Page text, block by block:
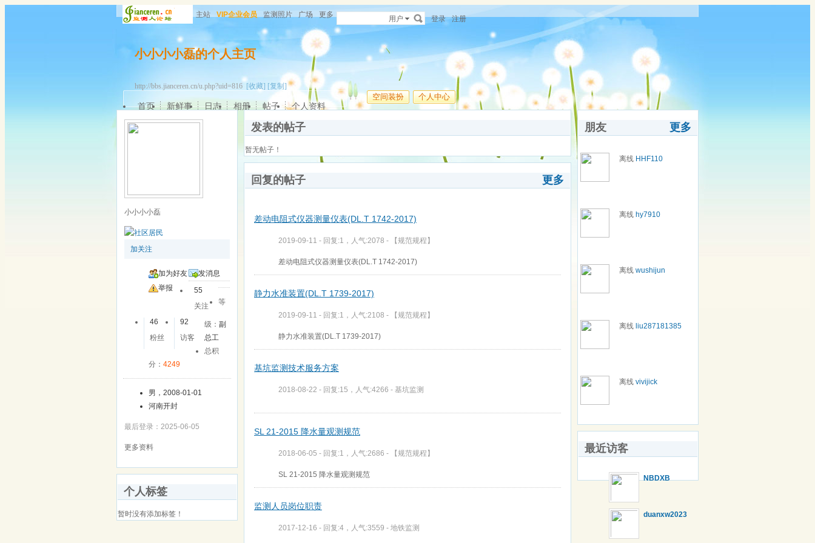
主站 VIP企业会员 监测照片 广场 更多 用户 登录 注册
小小小小磊的个人主页
http://bbs.jianceren.cn/u.php?uid=816 [收藏] [复制]
空间装扮 个人中心
首页 新鲜事 日志 相册 帖子 个人资料
小小小小磊
加关注
加为好友
发消息
举报
55
关注
46
粉丝
92
访客
等
级：副
总工
总积
分： 4249
男，2008-01-01
河南开封
最后登录：2025-06-05
更多资料
个人标签
暂时没有添加标签！
发表的帖子
暂无帖子！
更多
回复的帖子
差动电阻式仪器测量仪表(DL.T 1742-2017)
2019-09-11 - 回复:1，人气:2078 - 【规范规程】
差动电阻式仪器测量仪表(DL.T 1742-2017)
静力水准装置(DL.T 1739-2017)
2019-09-11 - 回复:1，人气:2108 - 【规范规程】
静力水准装置(DL.T 1739-2017)
基坑监测技术服务方案
2018-08-22 - 回复:15，人气:4266 - 基坑监测
SL 21-2015 降水量观测规范
2018-06-05 - 回复:1，人气:2686 - 【规范规程】
SL 21-2015 降水量观测规范
监测人员岗位职责
2017-12-16 - 回复:4，人气:3559 - 地铁监测
更多
朋友
离线 HHF110
离线 hy7910
离线 wushijun
离线 liu287181385
离线 vivijick
最近访客
NBDXB
duanxw2023